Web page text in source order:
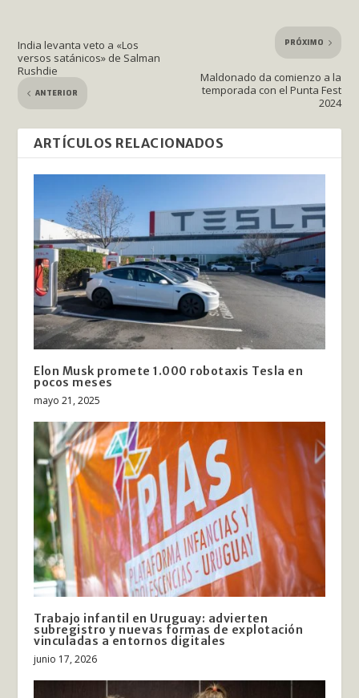
India levanta veto a «Los
versos satánicos» de Salman
Rushdie
ANTERIOR
PRÓXIMO
Maldonado da comienzo a la
temporada con el Punta Fest
2024
ARTÍCULOS RELACIONADOS
Elon Musk promete 1.000 robotaxis Tesla en
pocos meses
mayo 21, 2025
Trabajo infantil en Uruguay: advierten
subregistro y nuevas formas de explotación
vinculadas a entornos digitales
junio 17, 2026